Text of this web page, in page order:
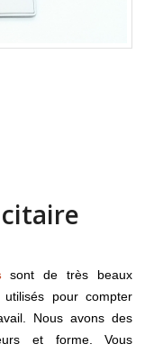
sont de très beaux
pour compter
Nous avons des
et forme. Vous